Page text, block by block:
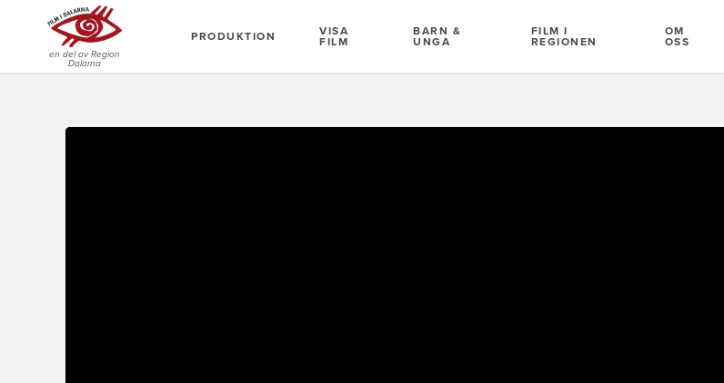
en del av Region
Dalarna
PRODUKTION
VISA
FILM
BARN &
UNGA
FILM I
REGIONEN
OM
OSS